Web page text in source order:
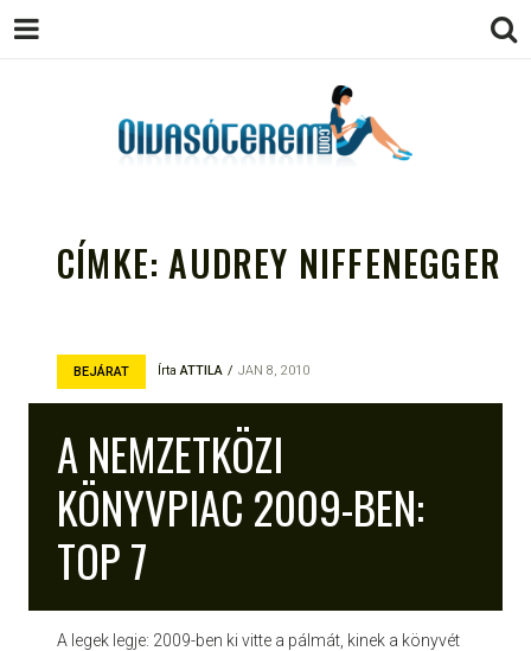
EGÉSZSÉGES OLVASÁS
TÁMOGATÓJA
CÍMKE:AUDREY NIFFENEGGER
BEJÁRAT ÍrtaATTILA JAN 8, 2010
A NEMZETKÖZI
KÖNYVPIAC 2009-BEN:
TOP 7
A legek legje: 2009-ben ki vitte a pálmát, kinek a könyvét